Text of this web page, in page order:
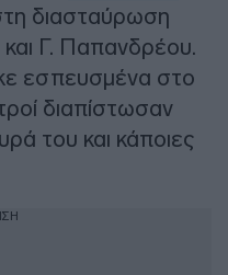
διασταύρωση
Γ. Παπανδρέου.
εσπευσμένα στο
διαπίστωσαν
του και κάποιες